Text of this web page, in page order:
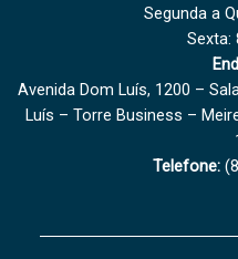
Segunda a
Sexta:
Avenida Dom Luís, 1200 –
Luís – Torre Business –
Telefone: